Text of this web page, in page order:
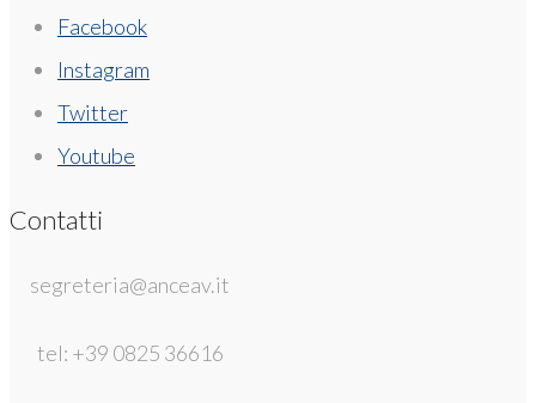
Facebook
Instagram
Twitter
Youtube
Contatti
segreteria@anceav.it
tel: +39 0825 36616